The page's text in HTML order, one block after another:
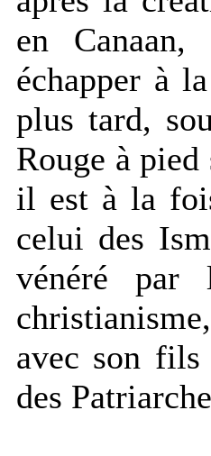
en
échapper à
plus tard,
Rouge à
il est à la
celui des
vénéré par
avec son fils
des